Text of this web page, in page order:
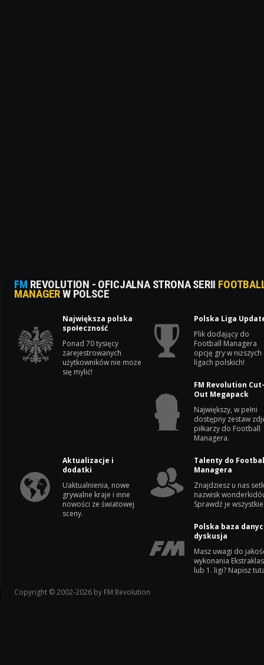
FM REVOLUTION - OFICJALNA STRONA SERII
MANAGERW POLSCE
Największa polska
społeczność
Ponad 70 tysięcy
zarejestrowanych
użytkowników nie może
się mylić!
Polska Liga
Plik dodający do
Football Managera
opcję gry w niższych
ligach polskich!
FM Revolution
Out Megapack
Największy, w pełni
dostępny zestaw
piłkarzy do Football
Managera.
Aktualizacje i
dodatki
Uaktualnienia, nowe
grywalne kraje i inne
nowości ze światowej
sceny.
Talenty do
Managera
Znajdziesz u nas
nazwisk
Sprawdź je
Polska baza
dyskusja
Masz uwagi do
wykonania
lub 1. ligi? Napisz
Copyright © 2002-2026 by FM Revolution